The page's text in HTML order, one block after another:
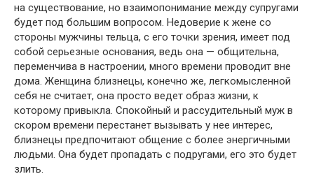
на существование, но взаимопонимание между супругами
будет под большим вопросом. Недоверие к жене со
стороны мужчины тельца, с его точки зрения, имеет под
собой серьезные основания, ведь она — общительна,
переменчива в настроении, много времени проводит вне
дома. Женщина близнецы, конечно же, легкомысленной
себя не считает, она просто ведет образ жизни, к
которому привыкла. Спокойный и рассудительный муж в
скором времени перестанет вызывать у нее интерес,
близнецы предпочитают общение с более энергичными
людьми. Она будет пропадать с подругами, его это будет
злить.